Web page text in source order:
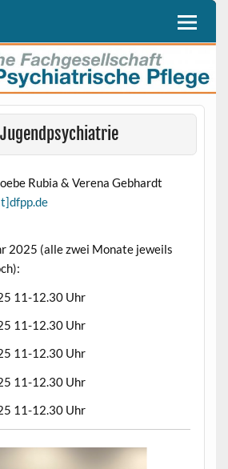
Psychiatrische Pflege (DFPP e. V.)
Rubia & Verena Gebhardt
2025 (alle zwei Monate jeweils
11-12.30 Uhr
11-12.30 Uhr
11-12.30 Uhr
11-12.30 Uhr
11-12.30 Uhr